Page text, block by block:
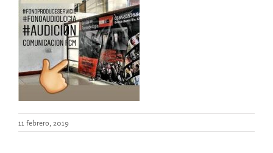
11 febrero, 2019